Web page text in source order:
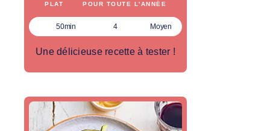
PLAT POUR TOUTE L'ANNÉE
50min 4 Moyen
Une délicieuse recette à tester !